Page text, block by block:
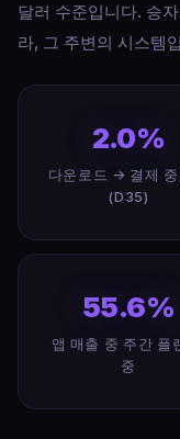
달러 수준입니다. 승
라, 그 주변의 시스템
2.0%
다운로드 → 결제
(D35)
55.6%
앱 매출 중 주간 플
중